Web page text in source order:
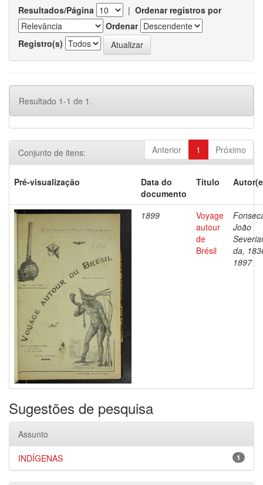
Resultados/Página | Ordenar registros por
Ordenar
Registro(s)
Resultado 1-1 de 1.
Anterior 1 Próximo
Conjunto de itens:
Pré-visualização
Data do
documento
Título
1899
Voyage
autour
de
Brésil
João
da,
1897
Sugestões de pesquisa
Assunto
1
INDÍGENAS